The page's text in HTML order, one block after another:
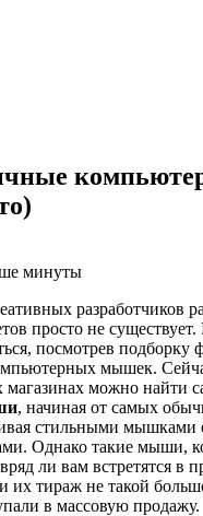
минуты
разработчиков
просто не
посмотрев подборку
мышек.
магазинах можно найти
, начиная от самых
стильными мышками
Однако такие мыши,
ли вам встретятся в
их тираж не такой
в массовую продажу.